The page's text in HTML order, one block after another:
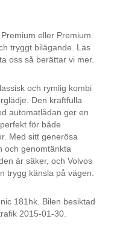
eller Premium
tryggt bilägande. Läs
oss så berättar vi mer.
och rymlig kombi
Den kraftfulla
automatlådan ger en
för både
Med sitt generösa
och genomtänkta
är säker, och Volvos
trygg känsla på vägen.
181hk. Bilen besiktad
2015-01-30.